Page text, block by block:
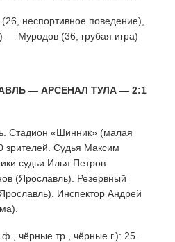
неспортивное поведение),
— Муродов (36, грубая игра)
— АРСЕНАЛ ТУЛА — 2:1
Стадион «Шинник» (малая
зрителей. Судья Максим
судьи Илья Петров
(Ярославль). Резервный
Инспектор Андрей
чёрные тр., чёрные г.): 25.